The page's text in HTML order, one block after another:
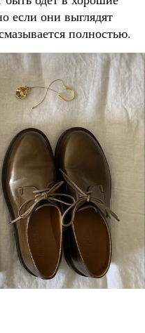
если они выглядят
полностью.